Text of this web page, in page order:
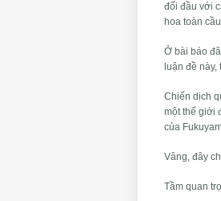
đối đầu với
hoa toàn
Ở bài báo
luận đề
Chiến dịch
một thế giới
của
Vâng, đây
Tầm quan